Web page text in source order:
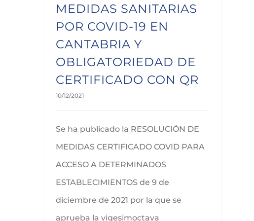
MEDIDAS SANITARIAS
POR COVID-19 EN
CANTABRIA Y
OBLIGATORIEDAD DE
CERTIFICADO CON QR
10/12/2021
Se ha publicado la RESOLUCIÓN DE
MEDIDAS CERTIFICADO COVID PARA
ACCESO A DETERMINADOS
ESTABLECIMIENTOS de 9 de
diciembre de 2021 por la que se
aprueba la vigesimoctava